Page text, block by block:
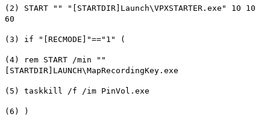
(2) START "" "[STARTDIR]Launch\VPXSTARTER.exe" 10 10
60
(3) if "[RECMODE]"=="1" (
(4) rem START /min ""
[STARTDIR]LAUNCH\MapRecordingKey.exe
(5) taskkill /f /im PinVol.exe
(6) )